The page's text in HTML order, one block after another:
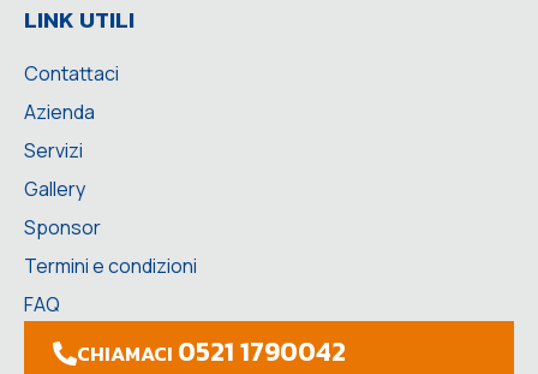
LINK UTILI
Contattaci
Azienda
Servizi
Gallery
Sponsor
Termini e condizioni
FAQ
CHIAMACI 0521 1790042